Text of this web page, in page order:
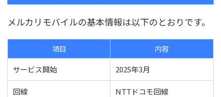
メルカリモバイルの基本情報は以下のとおりです。
項目
内容
サービス開始
2025年3月
回線 NTTドコモ回線